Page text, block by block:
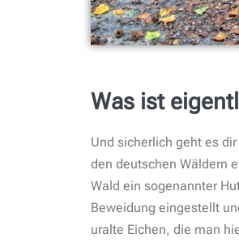
Was ist
Und sicherlich geht es
den deutschen Wäldern
Wald ein sogenannter
Beweidung eingestellt
uralte Eichen, die man